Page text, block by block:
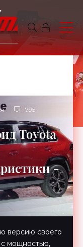
795
Toyota
-
версию своего
с мощностью,